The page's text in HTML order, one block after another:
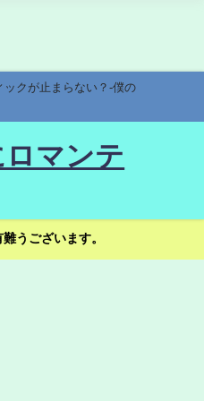
クが止まらない？-僕の
マンテ
うございます。